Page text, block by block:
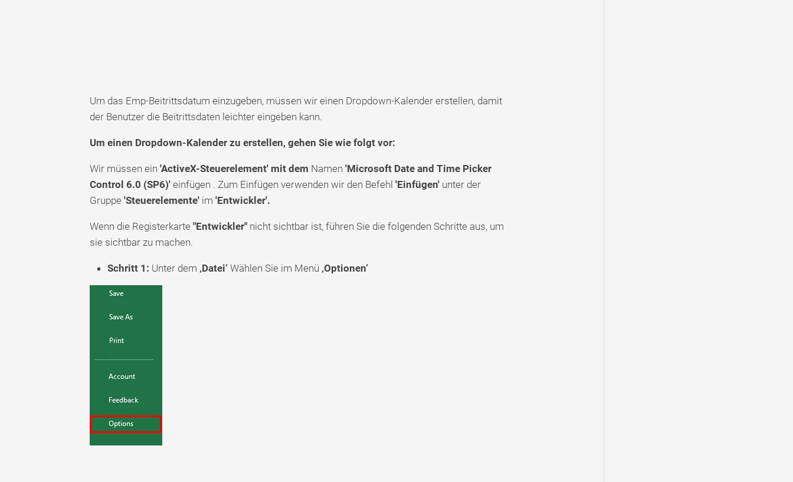
Um das Emp-Beitrittsdatum einzugeben, müssen wir einen Dropdown-Kalender erstellen, damit
der Benutzer die Beitrittsdaten leichter eingeben kann.
Um einen Dropdown-Kalender zu erstellen, gehen Sie wie folgt vor:
Wir müssen ein 'ActiveX-Steuerelement' mit dem Namen 'Microsoft Date and Time Picker
Control 6.0 (SP6)'einfügen . Zum Einfügen verwenden wir den Befehl 'Einfügen'unter der
Gruppe 'Steuerelemente'im 'Entwickler'.
Wenn die Registerkarte "Entwickler"nicht sichtbar ist, führen Sie die folgenden Schritte aus, um
sie sichtbar zu machen.
Schritt 1: Unter dem ‚Datei‘Wählen Sie im Menü ‚Optionen‘